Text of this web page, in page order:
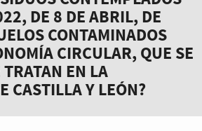
DE 8 DE ABRIL, DE
CONTAMINADOS
CIRCULAR, QUE SE
EN LA
CASTILLA Y LEÓN?